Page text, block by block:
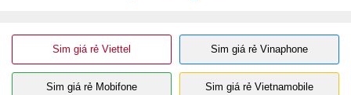
Sim giá rẻ Viettel Sim giá rẻ Vinaphone
Sim giá rẻ Mobifone Sim giá rẻ Vietnamobile